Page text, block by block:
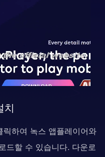
치
하여 녹스 앱플레이어와
드할 수 있습니다. 다운로